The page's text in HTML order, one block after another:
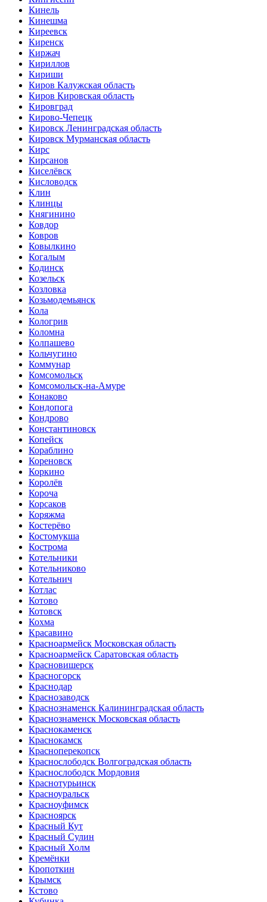
Кинель
Кинешма
Киреевск
Киренск
Киржач
Кириллов
Кириши
Киров Калужская область
Киров Кировская область
Кировград
Кирово-Чепецк
Кировск Ленинградская область
Кировск Мурманская область
Кирс
Кирсанов
Киселёвск
Кисловодск
Клин
Клинцы
Княгинино
Ковдор
Ковров
Ковылкино
Когалым
Кодинск
Козельск
Козловка
Козьмодемьянск
Кола
Кологрив
Коломна
Колпашево
Кольчугино
Коммунар
Комсомольск
Комсомольск-на-Амуре
Конаково
Кондопога
Кондрово
Константиновск
Копейск
Кораблино
Кореновск
Коркино
Королёв
Короча
Корсаков
Коряжма
Костерёво
Костомукша
Кострома
Котельники
Котельниково
Котельнич
Котлас
Котово
Котовск
Кохма
Красавино
Красноармейск Московская область
Красноармейск Саратовская область
Красновишерск
Красногорск
Краснодар
Краснозаводск
Краснознаменск Калининградская область
Краснознаменск Московская область
Краснокаменск
Краснокамск
Красноперекопск
Краснослободск Волгоградская область
Краснослободск Мордовия
Краснотурьинск
Красноуральск
Красноуфимск
Красноярск
Красный Кут
Красный Сулин
Красный Холм
Кремёнки
Кропоткин
Крымск
Кстово